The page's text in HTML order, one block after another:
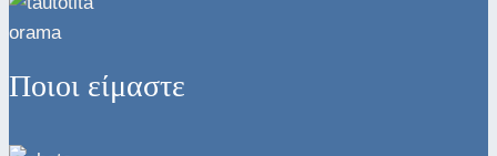
Ποιοι είμαστε